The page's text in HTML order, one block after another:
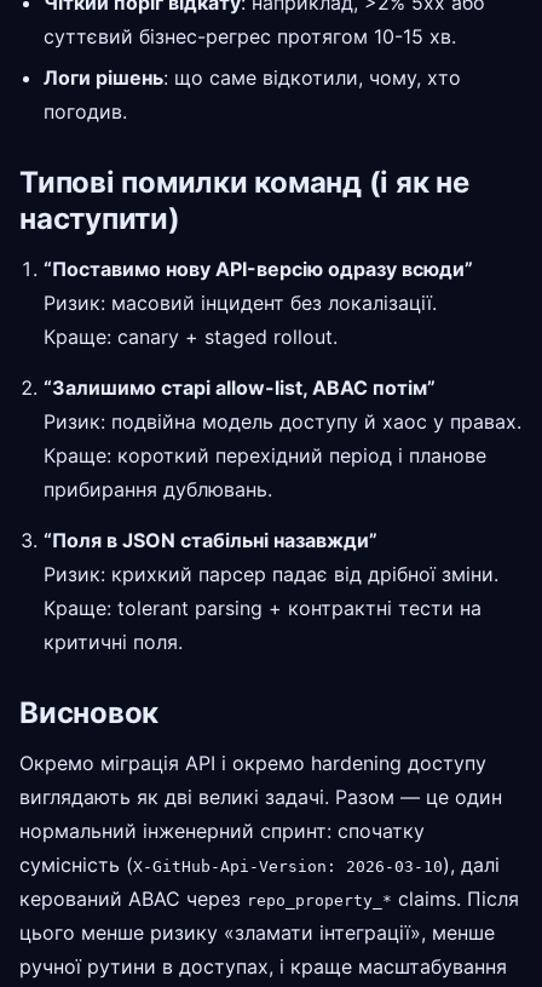
суттєвий бізнес-регрес протягом 10-15 хв.
Логи рішень: що саме відкотили, чому, хто
погодив.
Типові помилки команд (і як не
наступити)
“Поставимо нову API-версію одразу всюди”
Ризик: масовий інцидент без локалізації.
Краще: canary + staged rollout.
“Залишимо старі allow-list, ABAC потім”
Ризик: подвійна модель доступу й хаос у правах.
Краще: короткий перехідний період і планове
прибирання дублювань.
“Поля в JSON стабільні назавжди”
Ризик: крихкий парсер падає від дрібної зміни.
Краще: tolerant parsing + контрактні тести на
критичні поля.
Висновок
Окремо міграція API і окремо hardening доступу
виглядають як дві великі задачі. Разом — це один
нормальний інженерний спринт: спочатку
сумісність (X-GitHub-Api-Version: 2026-03-10), далі
керований ABAC через repo_property_* claims. Після
цього менше ризику «зламати інтеграції», менше
ручної рутини в доступах, і краще масштабування